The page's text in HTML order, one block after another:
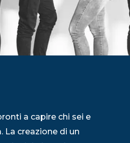
a capire chi sei e
La creazione di un